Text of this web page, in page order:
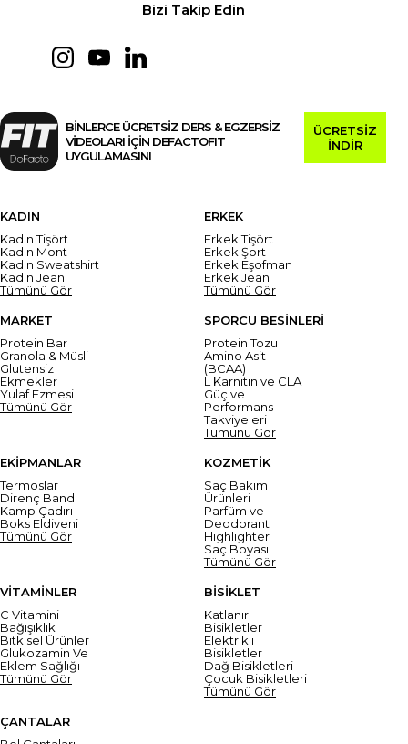
Bizi Takip Edin
BİNLERCE ÜCRETSİZ DERS & EGZERSİZ
VİDEOLARI İÇİN DEFACTOFIT
UYGULAMASINI
ÜCRETSİZ
İNDİR
KADIN
Kadın Tişört
Kadın Mont
Kadın Sweatshirt
Kadın Jean
Tümünü Gör
ERKEK
Erkek Tişört
Erkek Şort
Erkek Eşofman
Erkek Jean
Tümünü Gör
MARKET
Protein Bar
Granola & Müsli
Glutensiz
Ekmekler
Yulaf Ezmesi
Tümünü Gör
SPORCU BESİNLERİ
Protein Tozu
Amino Asit
(BCAA)
L Karnitin ve CLA
Güç ve
Performans
Takviyeleri
Tümünü Gör
EKİPMANLAR
Termoslar
Direnç Bandı
Kamp Çadırı
Boks Eldiveni
Tümünü Gör
KOZMETİK
Saç Bakım
Ürünleri
Parfüm ve
Deodorant
Highlighter
Saç Boyası
Tümünü Gör
VİTAMİNLER
C Vitamini
Bağışıklık
Bitkisel Ürünler
Glukozamin Ve
Eklem Sağlığı
Tümünü Gör
BİSİKLET
Katlanır
Bisikletler
Elektrikli
Bisikletler
Dağ Bisikletleri
Çocuk Bisikletleri
Tümünü Gör
ÇANTALAR